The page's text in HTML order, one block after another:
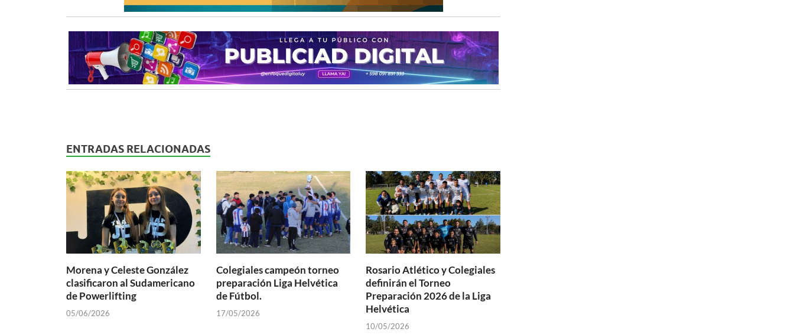
ENTRADAS RELACIONADAS
Morena y Celeste González
clasificaron al Sudamericano
de Powerlifting
05/06/2026
Colegiales campeón torneo
preparación Liga Helvética
de Fútbol.
17/05/2026
Rosario Atlético y Colegiales
definirán el Torneo
Preparación 2026 de la Liga
Helvética
10/05/2026